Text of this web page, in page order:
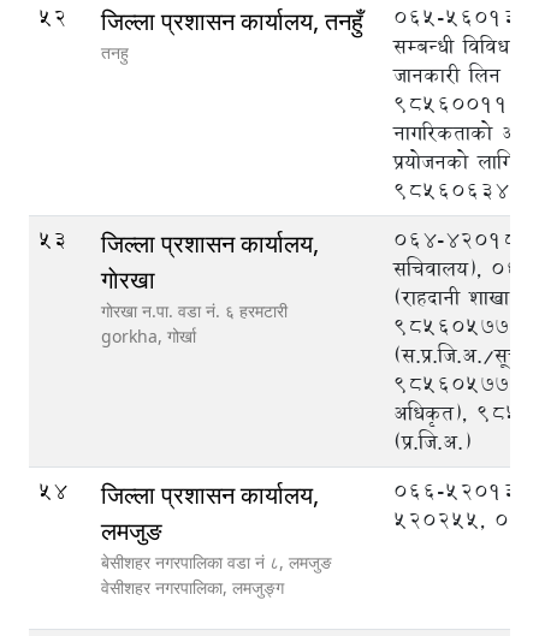
52 जिल्ला प्रशासन कार्यालय, तनहुँ
तनहु
065-560133,
सम्बन्धी विविध
जानकारी लिन
9856001113
नागरिकताको
प्रयोजनको लागि
9856063403
53
जिल्ला प्रशासन कार्यालय,
गाेरखा
गाेरखा न.पा. वडा नं. ६ हरमटारी
gorkha, गोर्खा
064-420189
सचिवालय),
(राहदानी शाखा),
9856057778
(स.प्र.जि.अ./
9856057780
अधिकृत),
(प्र.जि.अ.)
54
जिल्ला प्रशासन कार्यालय,
लमजुङ
बेसीशहर नगरपालिका वडा नं ८, लमजुङ
वेसीशहर नगरपालिका, लमजुङ्ग
066-
520255,